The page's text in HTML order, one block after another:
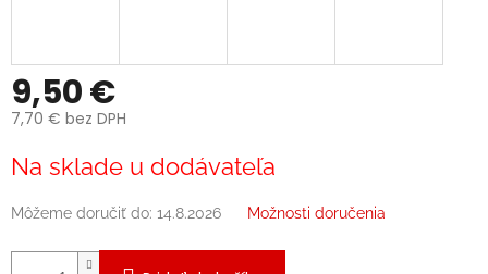
9,50 €
7,70 € bez DPH
cena:
Na sklade u dodávateľa
Môžeme doručiť do: 14.8.2026 Možnosti doručenia